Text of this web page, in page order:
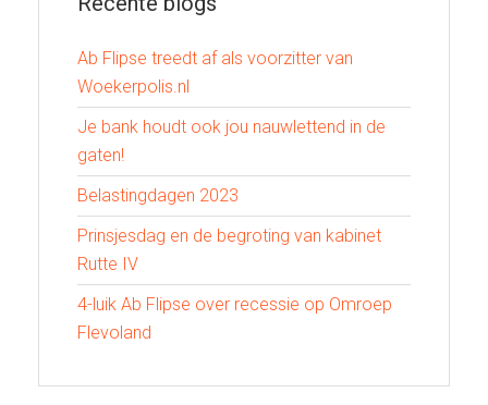
Ab Flipse treedt af als voorzitter van
Woekerpolis.nl
Je bank houdt ook jou nauwlettend in de
gaten!
Belastingdagen 2023
Prinsjesdag en de begroting van kabinet
Rutte IV
4-luik Ab Flipse over recessie op Omroep
Flevoland